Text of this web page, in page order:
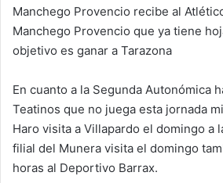
Manchego Provencio recibe al
Manchego Provencio que ya tiene
objetivo es ganar a Tarazona
En cuanto a la Segunda Autonómica
Teatinos que no juega esta jornada
Haro visita a Villapardo el domingo a
filial del Munera visita el domingo
horas al Deportivo Barrax.